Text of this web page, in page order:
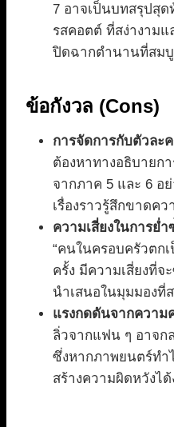
7 อาจเป็นบทสรุปสุด
รสคอตต์ ที่สง่างามแ
ปิดฉากตำนานที่สม
ข้อกังวล (Cons)
การจัดการกับตัวละ
ต้องหาทางอธิบายก
จากภาค 5 และ 6 อ
เรื่องราวรู้สึกขาดคว
ความเสี่ยงในการย่ำ
“คนในครอบครัวตก
ครั้ง มีความเสี่ยงที่จ
นำเสนอในมุมมองที่
แรงกดดันจากความ
ลิ่วจากแฟน ๆ อาจก
ซึ่งหากภาพยนตร์ทำ
สร้างความผิดหวังได้